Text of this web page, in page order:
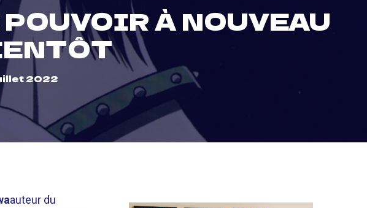
À NOUVEAU
2022
auteur du